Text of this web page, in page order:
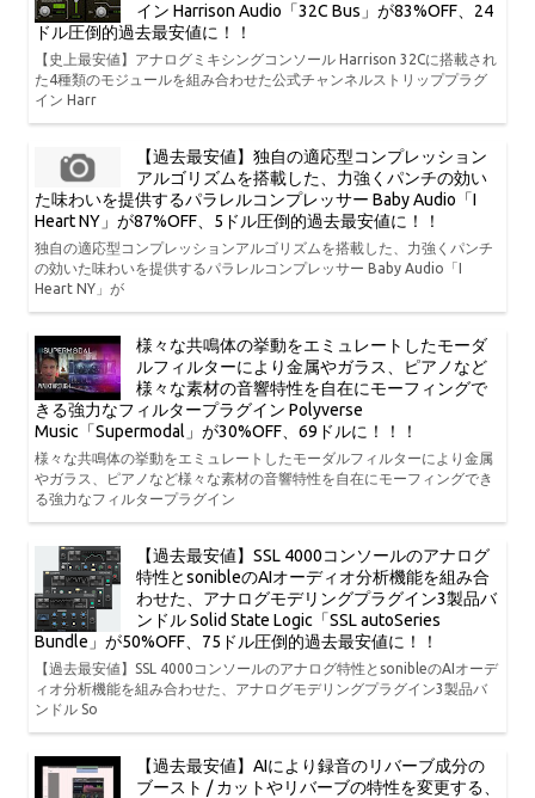
イン Harrison Audio「32C Bus」が83%OFF、24
ドル圧倒的過去最安値に！！
【史上最安値】アナログミキシングコンソール Harrison 32Cに搭載され
た4種類のモジュールを組み合わせた公式チャンネルストリッププラグ
イン Harr
【過去最安値】独自の適応型コンプレッション
アルゴリズムを搭載した、力強くパンチの効い
た味わいを提供するパラレルコンプレッサー Baby Audio「I
Heart NY」が87%OFF、5ドル圧倒的過去最安値に！！
独自の適応型コンプレッションアルゴリズムを搭載した、力強くパンチ
の効いた味わいを提供するパラレルコンプレッサー Baby Audio「I
Heart NY」が
様々な共鳴体の挙動をエミュレートしたモーダ
ルフィルターにより金属やガラス、ピアノなど
様々な素材の音響特性を自在にモーフィングで
きる強力なフィルタープラグイン Polyverse
Music「Supermodal」が30%OFF、69ドルに！！！
様々な共鳴体の挙動をエミュレートしたモーダルフィルターにより金属
やガラス、ピアノなど様々な素材の音響特性を自在にモーフィングでき
る強力なフィルタープラグイン
【過去最安値】SSL 4000コンソールのアナログ
特性とsonibleのAIオーディオ分析機能を組み合
わせた、アナログモデリングプラグイン3製品バ
ンドル Solid State Logic「SSL autoSeries
Bundle」が50%OFF、75ドル圧倒的過去最安値に！！
【過去最安値】SSL 4000コンソールのアナログ特性とsonibleのAIオーデ
ィオ分析機能を組み合わせた、アナログモデリングプラグイン3製品バ
ンドル So
【過去最安値】AIにより録音のリバーブ成分の
ブースト / カットやリバーブの特性を変更する、